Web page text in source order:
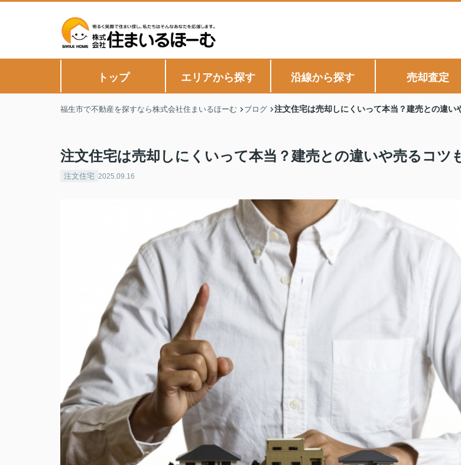
トップ エリアから探す 沿線から探す 売却査定
福生市で不動産を探すなら株式会社住まいるほーむ ブログ 注文住宅は売却しにくいって本当？建売との違い
注文住宅は売却しにくいって本当？建売との違いや売るコツ
注文住宅 2025.09.16